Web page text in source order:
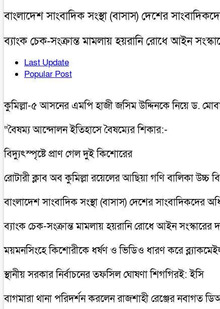
বাংলাদেশ সাংবাদিক সংস্থা (বাসাস) দেশের
ব্যাংক চেক-সংক্রান্ত মামলায় হয়রানি রোধে আইন
Last Update
Popular Post
কুমিল্লা-৫ আসনের এমপি হাজী জসিম উদ্দিনকে নিয়ে ড.
“বৈষম্য আন্দোলন ইতিহাসে বৈষম্যের শিকার:-
বিদ্যুৎস্পৃষ্টে প্রাণ গেল দুই কিশোরের
রোটারী ক্লাব অব কুমিল্লা রয়েলের আছিয়া গণি বালিকা উচ্চ
বাংলাদেশ সাংবাদিক সংস্থা (বাসাস) দেশের সাংবাদিকদের
ব্যাংক চেক-সংক্রান্ত মামলায় হয়রানি রোধে আইন সংস্কারের
ময়মনসিংহে কিশোরীকে ধর্ষণ ও ভিডিও ধারণ করে
স্থানীয় সরকার নির্বাচনের তফসিল ঘোষণা শিগগিরই: ইসি
বাগমারা থানা পরিদর্শন করলেন রাজশাহী রেঞ্জের নবাগত